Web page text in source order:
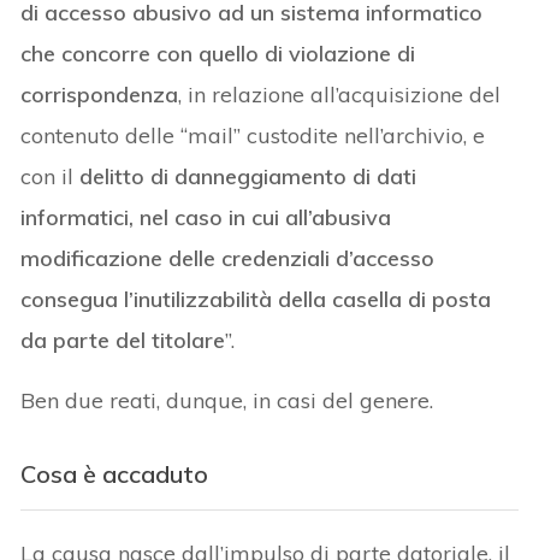
di accesso abusivo ad un sistema informatico
che concorre con quello di violazione di
corrispondenza, in relazione all’acquisizione del
contenuto delle “mail” custodite nell’archivio, e
con il delitto di danneggiamento di dati
informatici, nel caso in cui all’abusiva
modificazione delle credenziali d’accesso
consegua l’inutilizzabilità della casella di posta
da parte del titolare”.
Ben due reati, dunque, in casi del genere.
Cosa è accaduto
La causa nasce dall’impulso di parte datoriale, il